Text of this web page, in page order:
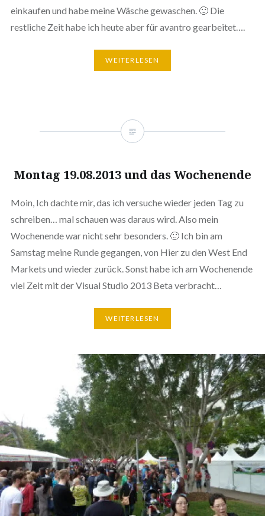
einkaufen und habe meine Wäsche gewaschen. 🙂 Die
restliche Zeit habe ich heute aber für avantro gearbeitet….
WEITERLESEN
Montag 19.08.2013 und das Wochenende
Moin, Ich dachte mir, das ich versuche wieder jeden Tag zu
schreiben… mal schauen was daraus wird. Also mein
Wochenende war nicht sehr besonders. 🙂 Ich bin am
Samstag meine Runde gegangen, von Hier zu den West End
Markets und wieder zurück. Sonst habe ich am Wochenende
viel Zeit mit der Visual Studio 2013 Beta verbracht…
WEITERLESEN